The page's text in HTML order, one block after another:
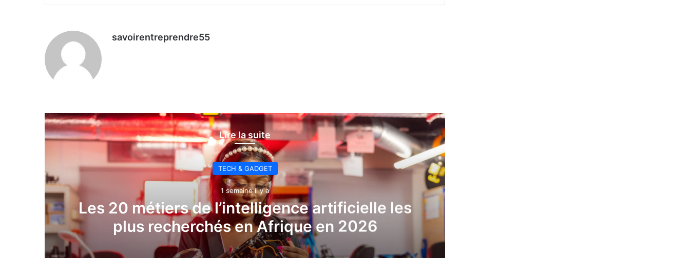
savoirentreprendre55
Lire la suite
TECH & GADGET
1 semaine il y a
Les 20 métiers de l’intelligence artificielle les
plus recherchés en Afrique en 2026